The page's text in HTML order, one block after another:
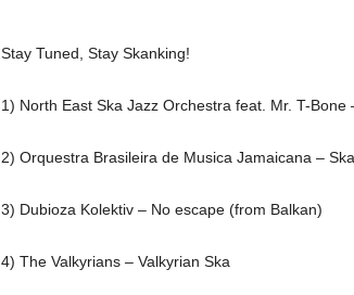
Stay Tuned, Stay Skanking!
1) North East Ska Jazz Orchestra feat. Mr. T-Bone
2) Orquestra Brasileira de Musica Jamaicana –
3) Dubioza Kolektiv – No escape (from Balkan)
4) The Valkyrians – Valkyrian Ska